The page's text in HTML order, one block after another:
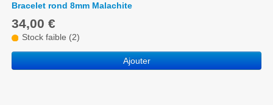
Bracelet rond 8mm Malachite
34,00 €
Stock faible (2)
Ajouter